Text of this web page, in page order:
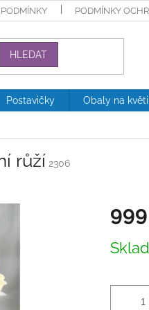
PODMÍNKY
HLEDAT
Postavičky Obaly na
růží 2306
cena: